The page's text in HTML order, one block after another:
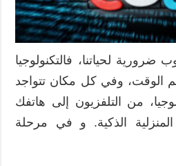
ضرورية لحياتنا، فالتكنولوجيا
الوقت، وفي كل مكان تتواجد
من التلفزيون إلى هاتفك
الذكية. و في مرحلة